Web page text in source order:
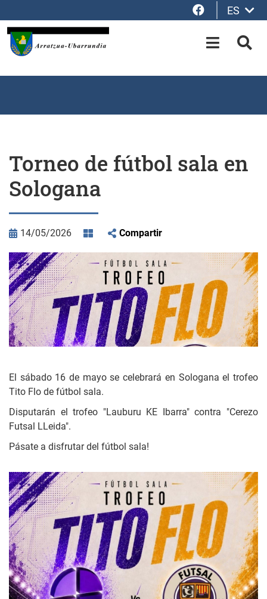
Facebook
ES
OPEN-
Torneo de fútbol sala en
Sologana
14/05/2026 Compartir
El sábado 16 de mayo se celebrará en Sologana el trofeo
Tito Flo de fútbol sala.
Disputarán el trofeo "Lauburu KE Ibarra" contra "Cerezo
Futsal LLeida".
Pásate a disfrutar del fútbol sala!